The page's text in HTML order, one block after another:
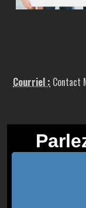
Courriel : Contact